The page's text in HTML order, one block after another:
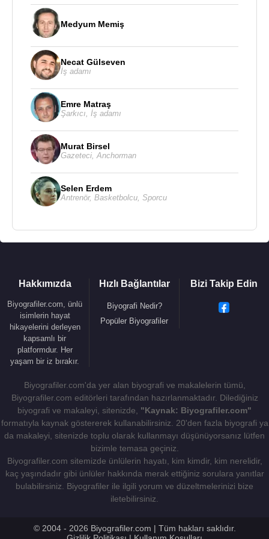
Begümhan AydoğanileFlash Haber TV
kanalında "Ters İstikamet" isimli programı sundu.
2022 yılında ise Tele1'den istifa etti.
2025 yılı itibarıyla KRT'de Ters İstikamet isimli
programıÇağla Atlı
kendi adıyla açtığı YouTube kanalında da
paylaşımlar yapmaktadır.
Gazeteci Enver Aysever, 10 Aralık 2025 tarihinde
YouTube hesabında paylaştığı videoda kullandığı
ifadeler nedeniyle gece saatlerinde polis ekipleri
tarafındanİstanbul'da bulunan konutunda
gözaltına alındı.
2002 - Çocuk Oyunları – 1
2003 - Geç Kalmış Romantik
2009 - Renkler Cumhuriyeti
2009 - Ayrıntıdaki Şeytan
2009 - Ataköy-Bir Semti Kendince Yazmak
2011 - Cumhuriyet’in İlk Son Yüz Yılı
2012 - Yazgıcılar
2012 - Nisan'a Mektuplar
2013 - Nasıl Yazar Olunur/Yazarların Gizli
Sokaklarına Yolculuk
2013 - Edebiyat Ölmelidir
2014 - Bu Roman O Kız Okusun Diye Yazıldı
2015 - Kişisel Direniş Kitabı
Kaynak:Biyografiler.com
Medyum Memiş
Necat Gülseven
İş adamı
Emre Matraş
Şarkıcı İş adamı
Murat Birsel
Gazeteci Anchorman
Selen Erdem
Antrenör, Basketbolcu Sporcu
Hakkımızda
Biyografiler.com, ünlü
isimlerin hayat
hikayelerini derleyen
kapsamlı bir
platformdur. Her
yaşam bir iz bırakır.
Hızlı Bağlantılar
Biyografi Nedir?
Popüler Biyografiler
Bizi Takip Edin
Biyografiler.com'da yer alan biyografi ve makalelerin tümü,
Biyografiler.com editörleri tarafından hazırlanmaktadır. Dilediğiniz
biyografi ve makaleyi, sitenizde, "Kaynak: Biyografiler.com"
formatıyla kaynak göstererek kullanabilirsiniz. 20'den fazla biyografi ya
da makaleyi, sitenizde toplu olarak kullanmayı düşünüyorsanız lütfen
bizimle temasa geçiniz.
Biyografiler.com sitemizde ünlülerin hayatı, kim kimdir, kim nerelidir,
kaç yaşındadır gibi ünlüler hakkında merak ettiğiniz sorulara yanıtlar
bulabilirsiniz. Biyografiler ile ilgili yorum ve düzeltmelerinizi bize
iletebilirsiniz.
© 2004 - 2026 Biyografiler.com | Tüm hakları saklıdır.